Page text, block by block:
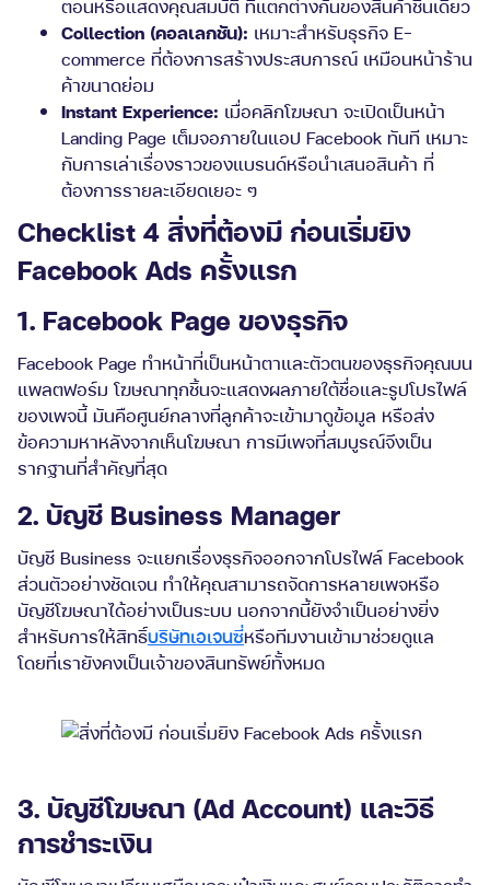
ตอนหรือแสดงคุณสมบัติ ที่แตกต่างกันของสินค้าชิ้นเดียว
Collection (คอลเลกชัน): เหมาะสำหรับธุรกิจ E-
commerce ที่ต้องการสร้างประสบการณ์ เหมือนหน้าร้าน
ค้าขนาดย่อม
Instant Experience: เมื่อคลิกโฆษณา จะเปิดเป็นหน้า
Landing Page เต็มจอภายในแอป Facebook ทันที เหมาะ
กับการเล่าเรื่องราวของแบรนด์หรือนำเสนอสินค้า ที่
ต้องการรายละเอียดเยอะ ๆ
Checklist 4 สิ่งที่ต้องมี ก่อนเริ่มยิง
Facebook Ads ครั้งแรก
1. Facebook Page ของธุรกิจ
Facebook Page ทำหน้าที่เป็นหน้าตาและตัวตนของธุรกิจคุณบน
แพลตฟอร์ม โฆษณาทุกชิ้นจะแสดงผลภายใต้ชื่อและรูปโปรไฟล์
ของเพจนี้ มันคือศูนย์กลางที่ลูกค้าจะเข้ามาดูข้อมูล หรือส่ง
ข้อความหาหลังจากเห็นโฆษณา การมีเพจที่สมบูรณ์จึงเป็น
รากฐานที่สำคัญที่สุด
2. บัญชี Business Manager
บัญชี Business จะแยกเรื่องธุรกิจออกจากโปรไฟล์ Facebook
ส่วนตัวอย่างชัดเจน ทำให้คุณสามารถจัดการหลายเพจหรือ
บัญชีโฆษณาได้อย่างเป็นระบบ นอกจากนี้ยังจำเป็นอย่างยิ่ง
สำหรับการให้สิทธิ์บริษัทเอเจนซี่หรือทีมงานเข้ามาช่วยดูแล
โดยที่เรายังคงเป็นเจ้าของสินทรัพย์ทั้งหมด
3. บัญชีโฆษณา (Ad Account) และวิธี
การชำระเงิน